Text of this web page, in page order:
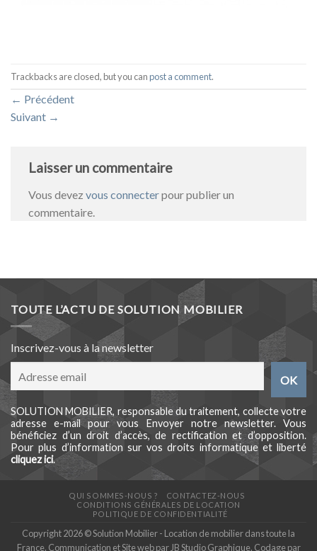
Trackbacks are closed, but you canpost a comment.
← Précédent
Suivant →
Laisser un commentaire
Vous devez vous connecterpour publier un
commentaire.
TOUTE L’ACTU DE SOLUTION MOBILIER
Inscrivez-vous à la newsletter
SOLUTION MOBILIER, responsable du traitement, collecte votre
adresse e-mail pour vous Envoyer notre newsletter. Vous
bénéficiez d’un droit d’accès, de rectification et d’opposition.
Pour plus d’information sur vos droits informatique et liberté
cliquez ici.
QUI SOMMES-NOUS ?
CONTACTEZ-NOUS
CONDITIONS GÉNÉRALES DE LOCATION
POLITIQUE DE CONFIDENTIALITÉ
Copyright 2026 © Solution Mobilier - Location de mobilier dans toute la
France. Communication et Site web par JB Studio Graphique. Codage par